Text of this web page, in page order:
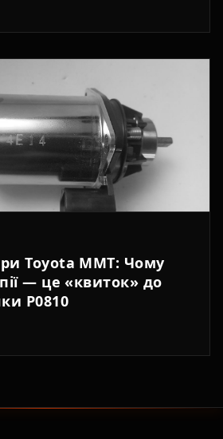
Toyota MMT: Чому
— це «квиток» до
P0810